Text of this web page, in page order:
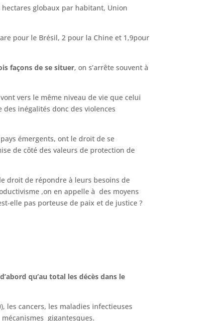
globaux par habitant, Union
pour le Brésil, 2 pour la Chine et 1,9pour
façons de se situer, on s’arrête souvent à
vers le même niveau de vie que celui
inégalités donc des violences
émergents, ont le droit de se
de côté des valeurs de protection de
droit de répondre à leurs besoins de
,on en appelle à des moyens
elle pas porteuse de paix et de justice ?
qu’au total les décès dans le
les cancers, les maladies infectieuses
gigantesques.